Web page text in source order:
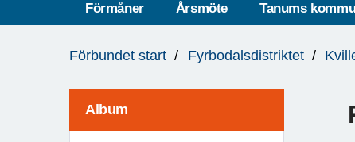
Förmåner Årsmöte Tanums
är
Förbundet start Fyrbodalsdistriktet
Album